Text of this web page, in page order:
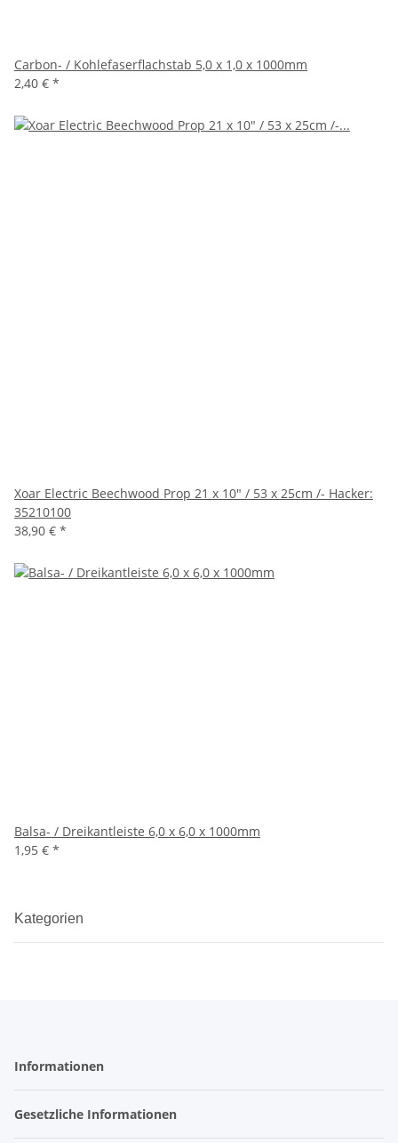
Carbon- / Kohlefaserflachstab 5,0 x 1,0 x 1000mm
2,40 € *
Xoar Electric Beechwood Prop 21 x 10" / 53 x 25cm /- Hacker:
35210100
38,90 € *
Balsa- / Dreikantleiste 6,0 x 6,0 x 1000mm
1,95 € *
Kategorien
Informationen
Gesetzliche Informationen